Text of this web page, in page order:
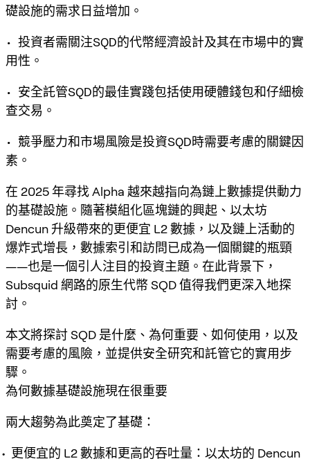
礎設施的需求日益增加。
• 投資者需關注SQD的代幣經濟設計及其在市場中的實
用性。
• 安全託管SQD的最佳實踐包括使用硬體錢包和仔細檢
查交易。
• 競爭壓力和市場風險是投資SQD時需要考慮的關鍵因
素。
在 2025 年尋找 Alpha 越來越指向為鏈上數據提供動力
的基礎設施。隨著模組化區塊鏈的興起、以太坊
Dencun 升級帶來的更便宜 L2 數據，以及鏈上活動的
爆炸式增長，數據索引和訪問已成為一個關鍵的瓶頸
——也是一個引人注目的投資主題。在此背景下，
Subsquid 網路的原生代幣 SQD 值得我們更深入地探
討。
本文將探討 SQD 是什麼、為何重要、如何使用，以及
需要考慮的風險，並提供安全研究和託管它的實用步
驟。
為何數據基礎設施現在很重要
兩大趨勢為此奠定了基礎：
更便宜的 L2 數據和更高的吞吐量：以太坊的 Dencun